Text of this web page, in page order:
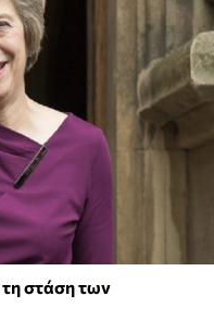
τη στάση των